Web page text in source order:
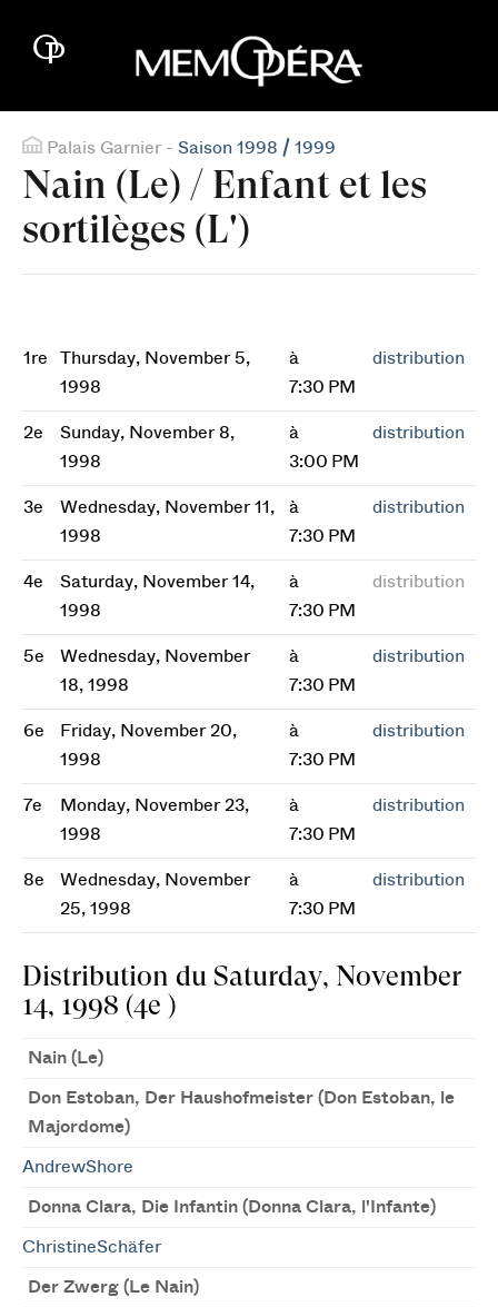
Palais Garnier - Saison 1998 / 1999
Nain (Le) / Enfant et les
sortilèges (L')
1re
Thursday, November 5,
1998
à
7:30 PM
distribution
2e
Sunday, November 8,
1998
à
3:00 PM
distribution
3e
Wednesday, November 11,
1998
à
7:30 PM
distribution
4e
Saturday, November 14,
1998
à
7:30 PM
distribution
5e
Wednesday, November
18, 1998
à
7:30 PM
distribution
6e
Friday, November 20,
1998
à
7:30 PM
distribution
7e
Monday, November 23,
1998
à
7:30 PM
distribution
8e
Wednesday, November
25, 1998
à
7:30 PM
distribution
Distribution du Saturday, November
14, 1998 (4e )
Nain (Le)
Don Estoban, Der Haushofmeister (Don Estoban, le
Majordome)
AndrewShore
Donna Clara, Die Infantin (Donna Clara, l'Infante)
ChristineSchäfer
Der Zwerg (Le Nain)